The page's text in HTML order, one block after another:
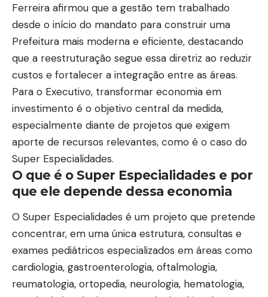
Ferreira afirmou que a gestão tem trabalhado
desde o início do mandato para construir uma
Prefeitura mais moderna e eficiente, destacando
que a reestruturação segue essa diretriz ao reduzir
custos e fortalecer a integração entre as áreas.
Para o Executivo, transformar economia em
investimento é o objetivo central da medida,
especialmente diante de projetos que exigem
aporte de recursos relevantes, como é o caso do
Super Especialidades.
O que é o Super Especialidades e por
que ele depende dessa economia
O Super Especialidades é um projeto que pretende
concentrar, em uma única estrutura, consultas e
exames pediátricos especializados em áreas como
cardiologia, gastroenterologia, oftalmologia,
reumatologia, ortopedia, neurologia, hematologia,